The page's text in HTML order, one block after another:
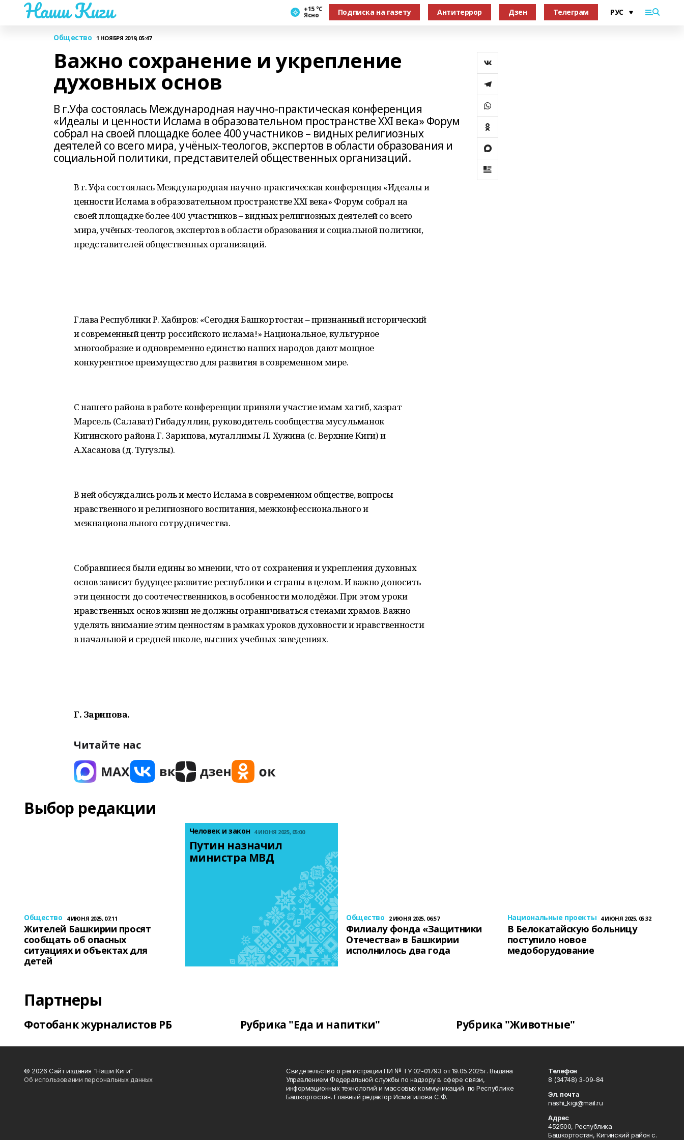
Наши Киги +15 °С
Ясно Подписка на газету Антитеррор Дзен Телеграм
Общество 1 НОЯБРЯ 2019, 05:47
Важно сохранение и укрепление
духовных основ
В г.Уфа состоялась Международная научно-практическая конференция
«Идеалы и ценности Ислама в образовательном пространстве XXI века» Форум
собрал на своей площадке более 400 участников – видных религиозных
деятелей со всего мира, учёных-теологов, экспертов в области образования и
социальной политики, представителей общественных организаций.
В г. Уфа состоялась Международная научно-практическая конференция «Идеалы и
ценности Ислама в образовательном пространстве XXI века» Форум собрал на
своей площадке более 400 участников – видных религиозных деятелей со всего
мира, учёных-теологов, экспертов в области образования и социальной политики,
представителей общественных организаций.
Глава Республики Р. Хабиров: «Сегодня Башкортостан – признанный исторический
и современный центр российского ислама!» Национальное, культурное
многообразие и одновременно единство наших народов дают мощное
конкурентное преимущество для развития в современном мире.
С нашего района в работе конференции приняли участие имам хатиб, хазрат
Марсель (Салават) Гибадуллин, руководитель сообщества мусульманок
Кигинского района Г. Зарипова, мугаллимы Л. Хужина (с. Верхние Киги) и
А.Хасанова (д. Тугузлы).
В ней обсуждались роль и место Ислама в современном обществе, вопросы
нравственного и религиозного воспитания, межконфессионального и
межнационального сотрудничества.
Собравшиеся были едины во мнении, что от сохранения и укрепления духовных
основ зависит будущее развитие республики и страны в целом. И важно доносить
эти ценности до соотечественников, в особенности молодёжи. При этом уроки
нравственных основ жизни не должны ограничиваться стенами храмов. Важно
уделять внимание этим ценностям в рамках уроков духовности и нравственности
в начальной и средней школе, высших учебных заведениях.
Г. Зарипова.
Читайте нас
Выбор редакции
Общество 4 ИЮНЯ 2025, 07:11
Жителей Башкирии просят
сообщать об опасных
ситуациях и объектах для
детей
Человек и закон 4 ИЮНЯ 2025, 05:00
Путин назначил
министра МВД
Общество 2 ИЮНЯ 2025, 06:57
Филиалу фонда «Защитники
Отечества» в Башкирии
исполнилось два года
Национальные проекты 4 ИЮНЯ 2025, 05:32
В Белокатайскую больницу
поступило новое
медоборудование
Партнеры
Фотобанк журналистов РБ Рубрика "Еда и напитки" Рубрика "Животные"
© 2026 Сайт издания "Наши Киги"
Об использовании персональных данных
Свидетельство о регистрации ПИ № ТУ 02-01793 от 19.05.2025г. Выдана
Управлением Федеральной службы по надзору в сфере связи,
информационных технологий и массовых коммуникаций по Республике
Башкортостан. Главный редактор Исмагилова С.Ф.
Телефон
8 (34748) 3-09-84
Эл. почта
nashi_kigi@mail.ru
Адрес
452500, Республика
Башкортостан, Кигинский район с.